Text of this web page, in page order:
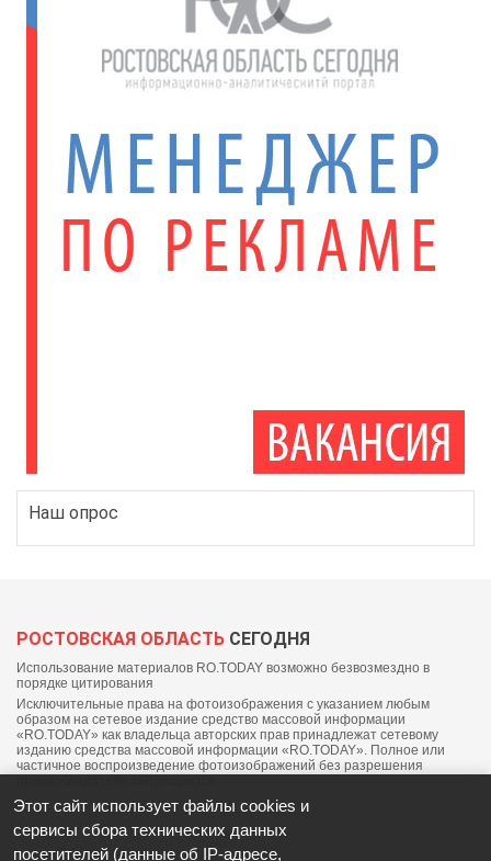
Наш опрос
РОСТОВСКАЯ ОБЛАСТЬ СЕГОДНЯ
Использование материалов RO.TODAY возможно безвозмездно в
порядке цитирования
Исключительные права на фотоизображения с указанием любым
образом на сетевое издание средство массовой информации
«RO.TODAY» как владельца авторских прав принадлежат сетевому
изданию средства массовой информации «RO.TODAY». Полное или
частичное воспроизведение фотоизображений без разрешения
Этот сайт использует файлы cookies и
сервисы сбора технических данных
посетителей (данные об IP-адресе,